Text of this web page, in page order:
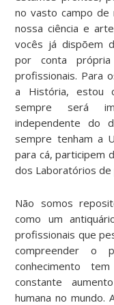
no vasto campo de
nossa ciência e
vocês já dispõem
por conta
profissionais. Para
a História, estou
sempre será
independente do
sempre tenham a
para cá, participem
dos Laboratórios de
Não somos
como um
profissionais que
compreender o
conhecimento
constante
humana no mundo.